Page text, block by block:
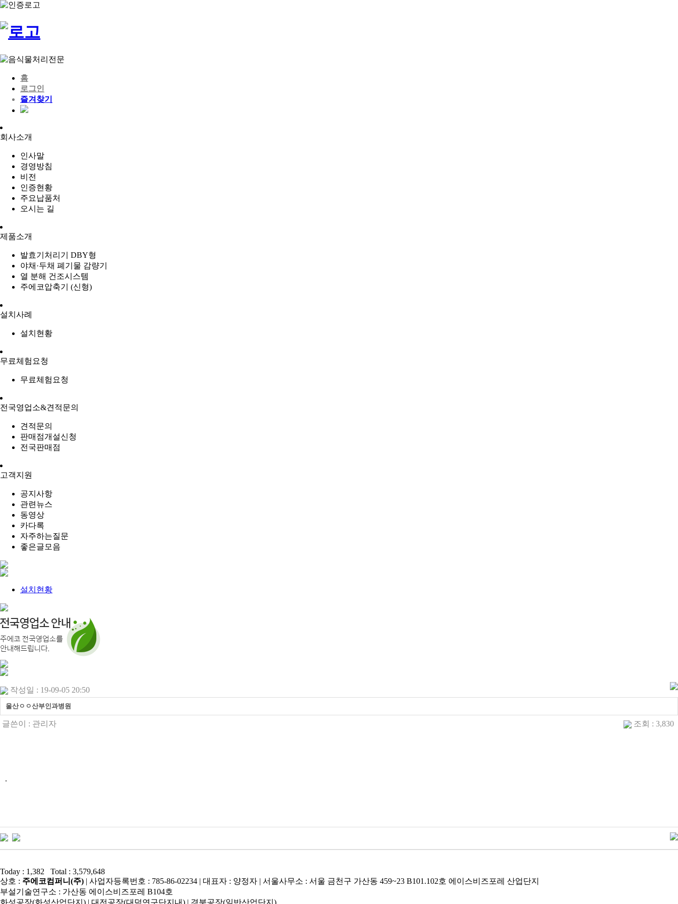
홈
로그인
즐겨찾기
회사소개
인사말
경영방침
비전
인증현황
주요납품처
오시는 길
제품소개
발효기처리기 DBY형
야채·두채 폐기물 감량기
열 분해 건조시스템
주에코압축기 (신형)
설치사례
설치현황
무료체험요청
무료체험요청
전국영업소&견적문의
견적문의
판매점개설신청
전국판매점
고객지원
공지사항
관련뉴스
동영상
카다록
자주하는질문
좋은글모음
설치현황
작성일 : 19-09-05 20:50
울산ㅇㅇ산부인과병원
글쓴이 : 관리자 조회 : 3,830
.
Today : 1,382 Total : 3,579,648
상호 : 주에코컴퍼니(주) | 사업자등록번호 : 785-86-02234 | 대표자 : 양정자 | 서울사무소 : 서울 금천구 가산동 459~23 B101.102호 에이스비즈포레 산업단지
부설기술연구소 : 가산동 에이스비즈포레 B104호
화성공장(화성산업단지) | 대전공장(대덕연구단지내) | 경북공장(일반산업단지)